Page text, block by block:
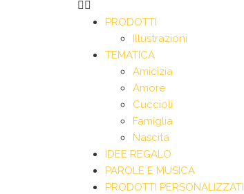
PRODOTTI
Illustrazioni
TEMATICA
Amicizia
Amore
Cuccioli
Famiglia
Nascita
IDEE REGALO
PAROLE E MUSICA
PRODOTTI PERSONALIZZATI